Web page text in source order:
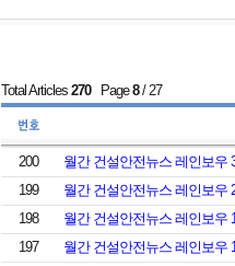
Total Articles 270Page8/ 27
200
월간 건설안전뉴스 레인보우
199
월간 건설안전뉴스 레인보우
198
월간 건설안전뉴스 레인보우
197
월간 건설안전뉴스 레인보우